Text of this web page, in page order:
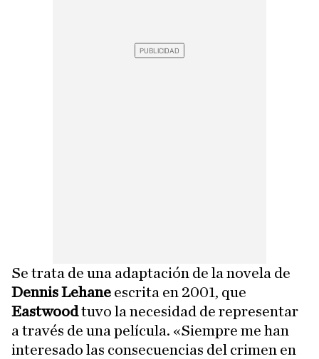
Se trata de una adaptación de la novela de
Dennis Lehane escrita en 2001, que
Eastwoodtuvo la necesidad de representar
a través de una película. «Siempre me han
interesado las consecuencias del crimen en